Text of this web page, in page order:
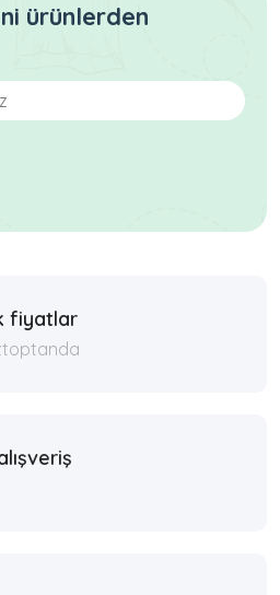
ürünlerden
fiyatlar